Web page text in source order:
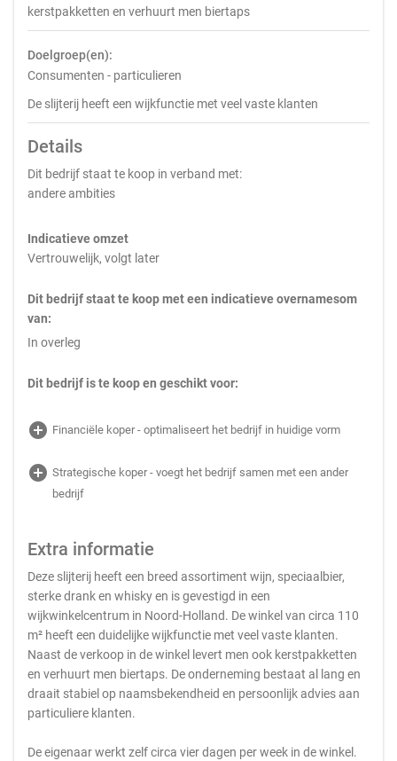
kerstpakketten en verhuurt men biertaps
Doelgroep(en):
Consumenten - particulieren
De slijterij heeft een wijkfunctie met veel vaste klanten
Details
Dit bedrijf staat te koop in verband met:
andere ambities
Indicatieve omzet
Vertrouwelijk, volgt later
Dit bedrijf staat te koop met een indicatieve overnamesom
van:
In overleg
Dit bedrijf is te koop en geschikt voor:
add_circle Financiële koper - optimaliseert het bedrijf in huidige vorm
add_circle Strategische koper - voegt het bedrijf samen met een ander
bedrijf
Extra informatie
Deze slijterij heeft een breed assortiment wijn, speciaalbier,
sterke drank en whisky en is gevestigd in een
wijkwinkelcentrum in Noord-Holland. De winkel van circa 110
m² heeft een duidelijke wijkfunctie met veel vaste klanten.
Naast de verkoop in de winkel levert men ook kerstpakketten
en verhuurt men biertaps. De onderneming bestaat al lang en
draait stabiel op naamsbekendheid en persoonlijk advies aan
particuliere klanten.
De eigenaar werkt zelf circa vier dagen per week in de winkel.